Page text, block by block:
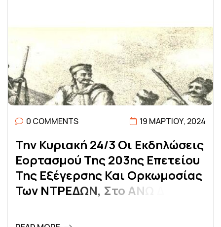
0 COMMENTS 19 ΜΑΡΤΊΟΥ, 2024
ΤΗΝ ΚΥΡΙΑΚΉ 24/3 ΟΙ ΕΚΔΗΛΏΣΕΙΣ
ΕΟΡΤΑΣΜΟΎ ΤΗΣ203ΗΣ ΕΠΕΤΕΊΟΥ
ΤΗΣ ΕΞΈΓΕΡΣΗΣ ΚΑΙ ΟΡΚΩΜΟΣΊΑΣ
ΤΩΝ ΝΤΡΕΔΩΝ, ΣΤΟ ΑΝ